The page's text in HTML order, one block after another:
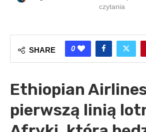
czytania
SHARE 0
Ethiopian
pierwszą linią